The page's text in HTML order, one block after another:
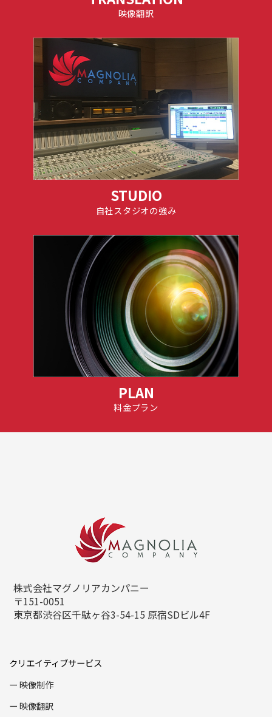
映像翻訳
STUDIO
自社スタジオの強み
PLAN
料金プラン
株式会社マグノリアカンパニー
〒151-0051
東京都渋谷区千駄ヶ谷3-54-15 原宿SDビル4F
クリエイティブサービス
映像制作
映像翻訳